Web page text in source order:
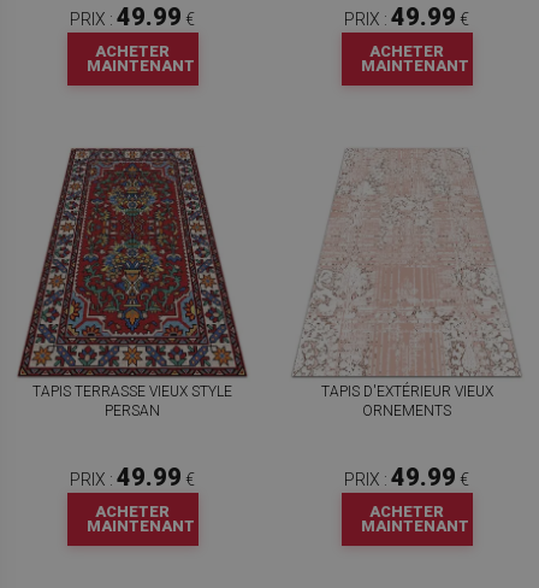
PRIX : 49.99 €
ACHETER
MAINTENANT
PRIX : 49.99 €
ACHETER
MAINTENANT
TAPIS TERRASSE VIEUX STYLE
PERSAN
PRIX : 49.99 €
ACHETER
MAINTENANT
TAPIS D'EXTÉRIEUR VIEUX
ORNEMENTS
PRIX : 49.99 €
ACHETER
MAINTENANT